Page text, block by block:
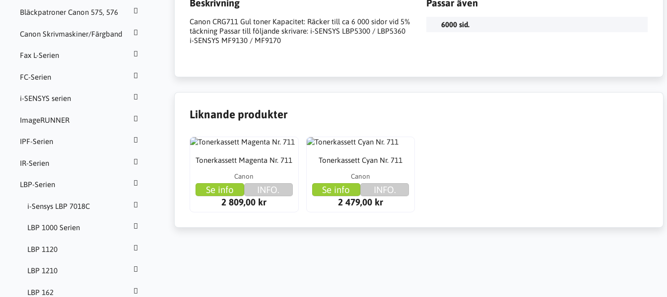
Bläckpatroner Canon 575, 576
Canon Skrivmaskiner/Färgband
Fax L-Serien
FC-Serien
i-SENSYS serien
ImageRUNNER
IPF-Serien
IR-Serien
LBP-Serien
i-Sensys LBP 7018C
LBP 1000 Serien
LBP 1120
LBP 1210
LBP 162
Beskrivning
Canon CRG711 Gul toner Kapacitet: Räcker till ca 6 000 sidor vid 5%
täckning Passar till följande skrivare: i-SENSYS LBP5300 / LBP5360
i-SENSYS MF9130 / MF9170
Passar även
6000 sid.
Liknande produkter
Tonerkassett Magenta Nr. 711
Canon
Se info
INFO.
2 809,00 kr
Tonerkassett Cyan Nr. 711
Canon
Se info
INFO.
2 479,00 kr